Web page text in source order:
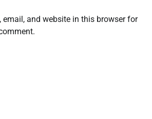
email, and website in this browser for